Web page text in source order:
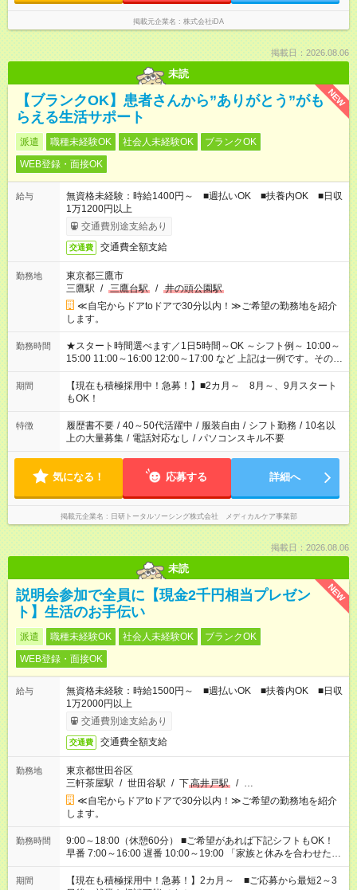
掲載元企業名 株式会社iDA
掲載日：2026.08.06
未読
NEW
【ブランクOK】患者さんから”ありがとう”がも
らえる生活サポート
派遣 職種未経験OK 社会人未経験OK
ブランクOK
WEB登録・面接OK
給与
無資格未経験：時給1400円～ ■週払いOK ■扶養内OK ■日収
1万1200円以上
交通費別途支給あり
交通費 交通費全額支給
勤務地
東京都三鷹市
三鷹駅 / 三鷹台駅 / 井の頭公園駅
≪自宅からドアtoドアで30分以内！≫ご希望の勤務地を紹介
します。
勤務時間
★スタート時間選べます／1日5時間～OK ～シフト例～ 10:00～
15:00 11:00～16:00 12:00～17:00 など 上記は一例です。その他
シフトもご相談ください。 ※Wワークの場合当社と合わせて法
定労働時間が週40時間を超えなければOKです。
期間
【現在も積極採用中！急募！】■2カ月～ 8月～、9月スタート
もOK！
特徴 履歴書不要 / 40～50代活躍中 / 服装自由 / シフト勤務 / 10名以
上の大量募集 / 電話対応なし / パソコンスキル不要
気になる！ 応募する 詳細へ
掲載元企業名 日研トータルソーシング株式会社 メディカルケア事業部
掲載日：2026.08.06
未読
NEW
説明会参加で全員に【現金2千円相当プレゼン
ト】生活のお手伝い
派遣 職種未経験OK 社会人未経験OK
ブランクOK
WEB登録・面接OK
給与
無資格未経験：時給1500円～ ■週払いOK ■扶養内OK ■日収
1万2000円以上
交通費別途支給あり
交通費 交通費全額支給
勤務地
東京都世田谷区
三軒茶屋駅 / 世田谷駅 / 下高井戸駅 / …
≪自宅からドアtoドアで30分以内！≫ご希望の勤務地を紹介
します。
勤務時間
9:00～18:00（休憩60分） ■ご希望があれば下記シフトもOK！
早番 7:00～16:00 遅番 10:00～19:00 「家族と休みを合わせた
い」 「余裕を持って夕飯の準備がしたい」 「できれば残業はし
たくない」 など、ご希望を教えてくださいね。 ※Wワーク希望
期間
【現在も積極採用中！急募！】2カ月～ ■ご応募から最短2～3